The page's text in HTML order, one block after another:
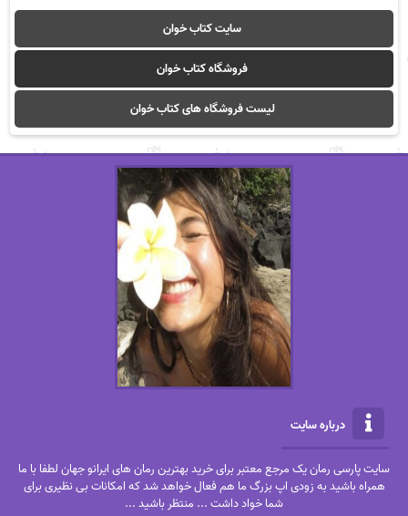
سایت کتاب خوان
فروشگاه کتاب خوان
لیست فروشگاه های کتاب خوان
درباره سایت
سایت پارسی رمان یک مرجع معتبر برای خرید بهترین رمان های ایرانو جهان لطفا با ما
همراه باشید به زودی اپ بزرگ ما هم فعال خواهد شد که امکانات بی نظیری برای
شما خواد داشت ... منتظر باشید ...